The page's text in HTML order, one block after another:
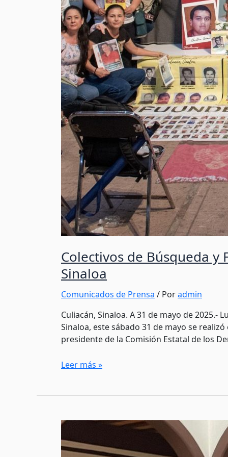
Colectivos de Búsqueda
Sinaloa
Comunicados de Prensa / Poradmin
Culiacán, Sinaloa. A 31 de mayo de
Sinaloa, este sábado 31 de mayo se
presidente de la Comisión Estatal de los
Leer más »
CEDH
presenta
el